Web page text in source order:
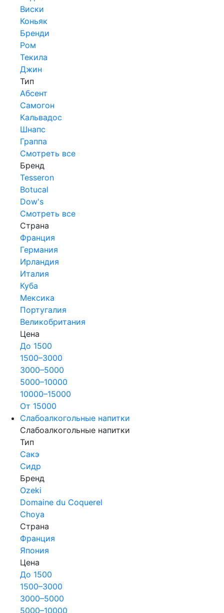
Виски
Коньяк
Бренди
Ром
Текила
Джин
Тип
Абсент
Самогон
Кальвадос
Шнапс
Граппа
Смотреть все
Бренд
Tesseron
Botucal
Dow's
Смотреть все
Страна
Франция
Германия
Ирландия
Италия
Куба
Мексика
Португалия
Великобритания
Цена
До 1500
1500–3000
3000–5000
5000–10000
10000–15000
От 15000
Слабоалкогольные напитки
Слабоалкогольные напитки
Тип
Сакэ
Сидр
Бренд
Ozeki
Domaine du Coquerel
Choya
Страна
Франция
Япония
Цена
До 1500
1500–3000
3000–5000
5000–10000